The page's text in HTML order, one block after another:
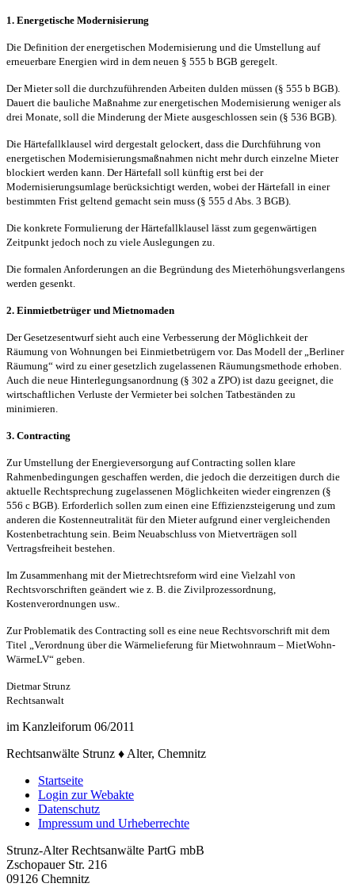
1. Energetische Modernisierung
Die Definition der energetischen Modernisierung und die Umstellung auf
erneuerbare Energien wird in dem neuen § 555 b BGB geregelt.
Der Mieter soll die durchzuführenden Arbeiten dulden müssen (§ 555 b BGB).
Dauert die bauliche Maßnahme zur energetischen Modernisierung weniger als
drei Monate, soll die Minderung der Miete ausgeschlossen sein (§ 536 BGB).
Die Härtefallklausel wird dergestalt gelockert, dass die Durchführung von
energetischen Modernisierungsmaßnahmen nicht mehr durch einzelne Mieter
blockiert werden kann. Der Härtefall soll künftig erst bei der
Modernisierungsumlage berücksichtigt werden, wobei der Härtefall in einer
bestimmten Frist geltend gemacht sein muss (§ 555 d Abs. 3 BGB).
Die konkrete Formulierung der Härtefallklausel lässt zum gegenwärtigen
Zeitpunkt jedoch noch zu viele Auslegungen zu.
Die formalen Anforderungen an die Begründung des Mieterhöhungsverlangens
werden gesenkt.
2. Einmietbetrüger und Mietnomaden
Der Gesetzesentwurf sieht auch eine Verbesserung der Möglichkeit der
Räumung von Wohnungen bei Einmietbetrügern vor. Das Modell der „Berliner
Räumung“ wird zu einer gesetzlich zugelassenen Räumungsmethode erhoben.
Auch die neue Hinterlegungsanordnung (§ 302 a ZPO) ist dazu geeignet, die
wirtschaftlichen Verluste der Vermieter bei solchen Tatbeständen zu
minimieren.
3. Contracting
Zur Umstellung der Energieversorgung auf Contracting sollen klare
Rahmenbedingungen geschaffen werden, die jedoch die derzeitigen durch die
aktuelle Rechtsprechung zugelassenen Möglichkeiten wieder eingrenzen (§
556 c BGB). Erforderlich sollen zum einen eine Effizienzsteigerung und zum
anderen die Kostenneutralität für den Mieter aufgrund einer vergleichenden
Kostenbetrachtung sein. Beim Neuabschluss von Mietverträgen soll
Vertragsfreiheit bestehen.
Im Zusammenhang mit der Mietrechtsreform wird eine Vielzahl von
Rechtsvorschriften geändert wie z. B. die Zivilprozessordnung,
Kostenverordnungen usw..
Zur Problematik des Contracting soll es eine neue Rechtsvorschrift mit dem
Titel „Verordnung über die Wärmelieferung für Mietwohnraum – MietWohn-
WärmeLV“ geben.
Dietmar Strunz
Rechtsanwalt
im Kanzleiforum 06/2011
Rechtsanwälte Strunz ♦ Alter, Chemnitz
Startseite
Login zur Webakte
Datenschutz
Impressum und Urheberrechte
Strunz-Alter Rechtsanwälte PartG mbB
Zschopauer Str. 216
09126 Chemnitz